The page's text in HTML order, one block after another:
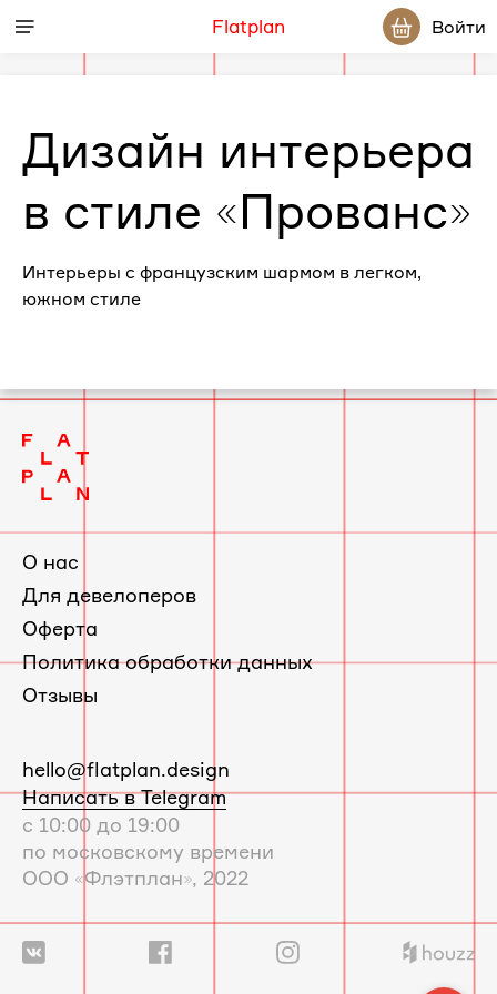
Flatplan Войти
Дизайн интерьера
в стиле «Прованс»
Интерьеры с французским шармом в легком,
южном стиле
О нас
Для девелоперов
Оферта
Политика обработки данных
Отзывы
E-
mail:
hello@flatplan.design
Написать в Telegram
с 10:00 до 19:00
по московскому времени
ООО «Флэтплан», 2022